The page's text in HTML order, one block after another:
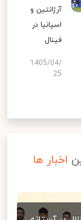
آرژانتین و
اسپانیا در
فینال
1405/04/
25
اخبار ها